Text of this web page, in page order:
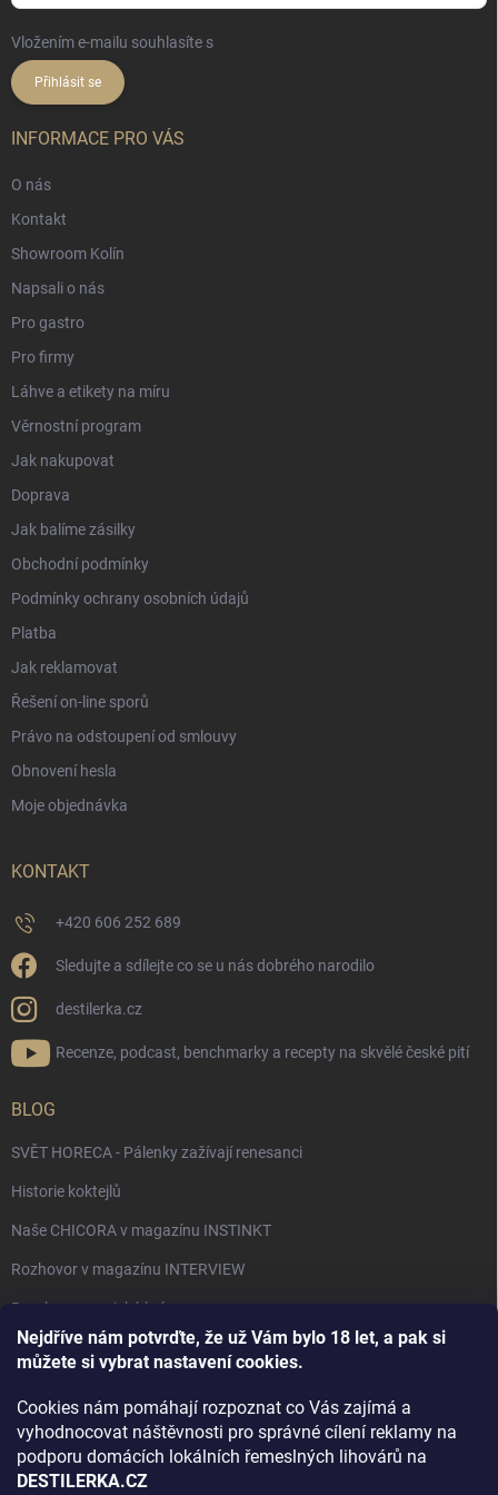
Nejdříve nám potvrďte, že už Vám bylo 18 let, a pak si
můžete si vybrat nastavení cookies.
Cookies nám pomáhají rozpoznat co Vás zajímá a
vyhodnocovat náštěvnosti pro správné cílení reklamy na
podporu domácích lokálních řemeslných lihovárů na
DESTILERKA.CZ
Vložením e-mailu souhlasíte s
Přihlásit se
INFORMACE PRO VÁS
O nás
Kontakt
Showroom Kolín
Napsali o nás
Pro gastro
Pro firmy
Láhve a etikety na míru
Věrnostní program
Jak nakupovat
Doprava
Jak balíme zásilky
Obchodní podmínky
Podmínky ochrany osobních údajů
Platba
Jak reklamovat
Řešení on-line sporů
Právo na odstoupení od smlouvy
Obnovení hesla
Moje objednávka
KONTAKT
+420 606 252 689
Sledujte a sdílejte co se u nás dobrého narodilo
destilerka.cz
Recenze, podcast, benchmarky a recepty na skvělé české pití
BLOG
SVĚT HORECA - Pálenky zažívají renesanci
Historie koktejlů
Naše CHICORA v magazínu INSTINKT
Rozhovor v magazínu INTERVIEW
Bourbon, americká krása.
Napsali v TÝDNU o naší práci
Rozhovor s DESTILERKA.CZ v magazínu DRINKING-CAT
Jak vybrat dárek na Vánoce